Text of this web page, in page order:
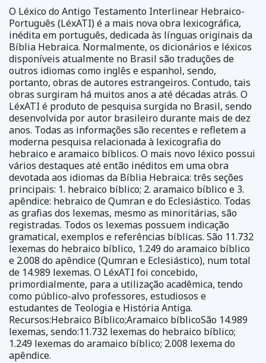
O Léxico do Antigo Testamento Interlinear Hebraico-
Português (LéxATI) é a mais nova obra lexicográfica,
inédita em português, dedicada às línguas originais da
Bíblia Hebraica. Normalmente, os dicionários e léxicos
disponíveis atualmente no Brasil são traduções de
outros idiomas como inglês e espanhol, sendo,
portanto, obras de autores estrangeiros. Contudo, tais
obras surgiram há muitos anos a até décadas atrás. O
LéxATI é produto de pesquisa surgida no Brasil, sendo
desenvolvida por autor brasileiro durante mais de dez
anos. Todas as informações são recentes e refletem a
moderna pesquisa relacionada à lexicografia do
hebraico e aramaico bíblicos. O mais novo léxico possui
vários destaques até então inéditos em uma obra
devotada aos idiomas da Bíblia Hebraica: três seções
principais: 1. hebraico bíblico; 2. aramaico bíblico e 3.
apêndice: hebraico de Qumran e do Eclesiástico. Todas
as grafias dos lexemas, mesmo as minoritárias, são
registradas. Todos os lexemas possuem indicação
gramatical, exemplos e referências bíblicas. São 11.732
lexemas do hebraico bíblico, 1.249 do aramaico bíblico
e 2.008 do apêndice (Qumran e Eclesiástico), num total
de 14.989 lexemas. O LéxATI foi concebido,
primordialmente, para a utilização acadêmica, tendo
como público-alvo professores, estudiosos e
estudantes de Teologia e História Antiga.
Recursos:Hebraico Bíblico;Aramaico bíblicoSão 14.989
lexemas, sendo:11.732 lexemas do hebraico bíblico;
1.249 lexemas do aramaico bíblico; 2.008 lexema do
apêndice.